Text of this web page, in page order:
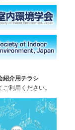
紹介用チラシ
ご利用ください。